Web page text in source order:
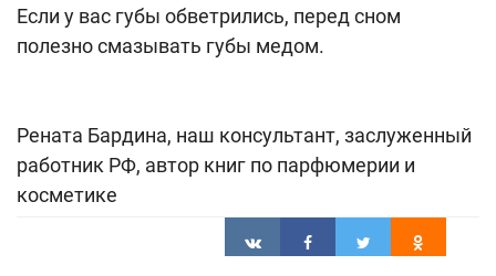
Если у вас губы обветрились, перед сном
полезно смазывать губы медом.
Рената Бардина, наш консультант, заслуженный
работник РФ, автор книг по парфюмерии и
косметике